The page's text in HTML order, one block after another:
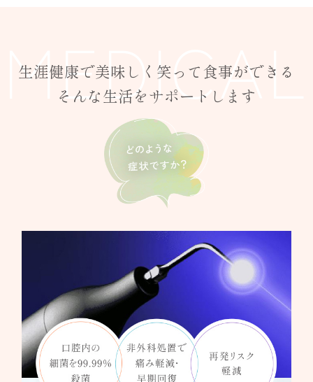
MEDICAL
生涯健康で美味しく笑って食事ができる
そんな生活をサポートします